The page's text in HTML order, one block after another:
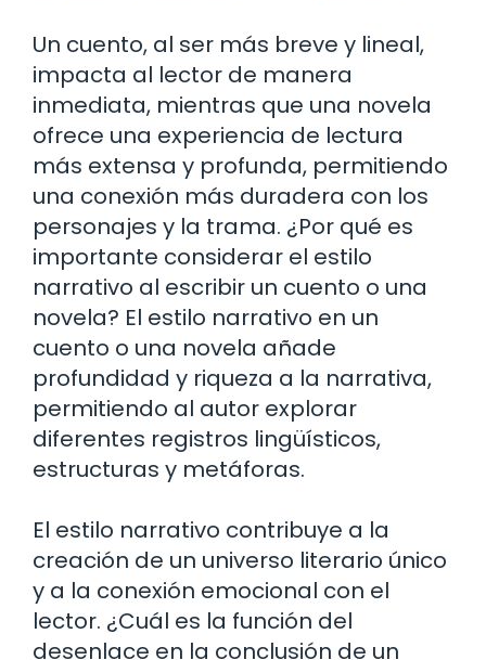
Un cuento, al ser más breve y lineal,
impacta al lector de manera
inmediata, mientras que una novela
ofrece una experiencia de lectura
más extensa y profunda, permitiendo
una conexión más duradera con los
personajes y la trama. ¿Por qué es
importante considerar el estilo
narrativo al escribir un cuento o una
novela? El estilo narrativo en un
cuento o una novela añade
profundidad y riqueza a la narrativa,
permitiendo al autor explorar
diferentes registros lingüísticos,
estructuras y metáforas.
El estilo narrativo contribuye a la
creación de un universo literario único
y a la conexión emocional con el
lector. ¿Cuál es la función del
desenlace en la conclusión de un